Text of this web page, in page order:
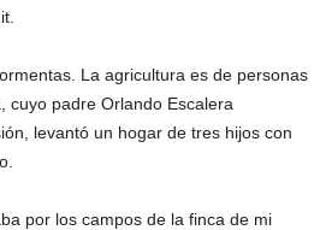
La agricultura es de personas
cuyo padre Orlando Escalera
levantó un hogar de tres hijos con
por los campos de la finca de mi